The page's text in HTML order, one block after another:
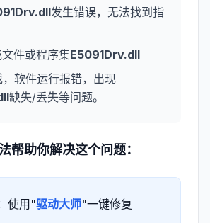
发生错误，无法找到指
件或程序集E5091Drv.dll
软件运行报错，出现
缺失/丢失等问题。
帮助你解决这个问题：
使用"驱动大师"一键修复